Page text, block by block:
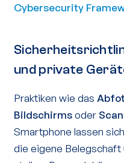
Cybersecurity
und private
Praktiken wie das
Bildschirmsoder
Smartphone lassen
die eigene Belegschaft